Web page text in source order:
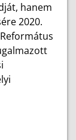
hanem
2020.